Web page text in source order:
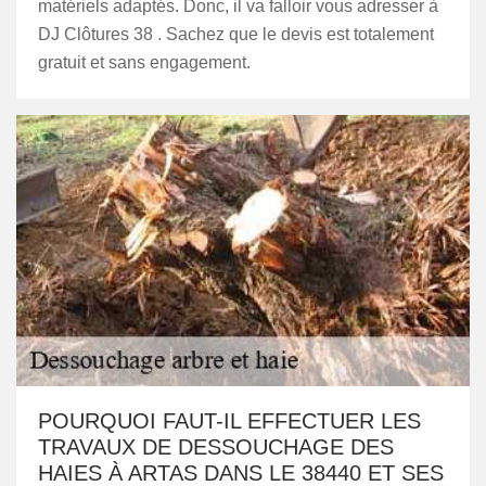
matériels adaptés. Donc, il va falloir vous adresser à
DJ Clôtures 38 . Sachez que le devis est totalement
gratuit et sans engagement.
POURQUOI FAUT-IL EFFECTUER LES
TRAVAUX DE DESSOUCHAGE DES
HAIES À ARTAS DANS LE 38440 ET SES